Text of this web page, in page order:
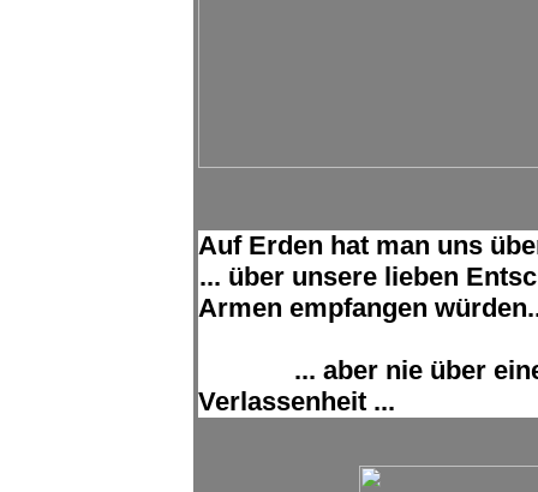
Auf Erden hat man uns
... über unsere lieben
Armen empfangen
... aber nie über
Verlassenheit ...